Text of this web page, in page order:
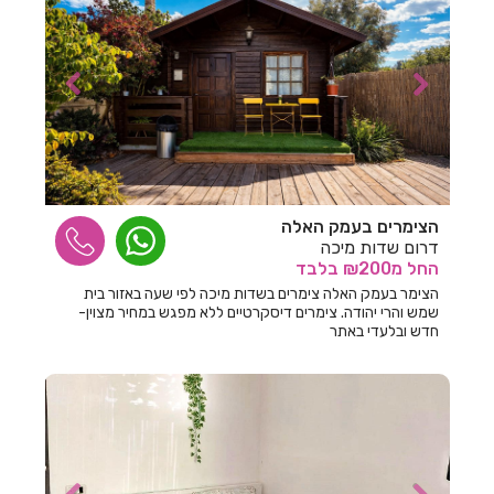
חדרים לפי שעה בסביון
חדרים לפי שעה בסגולה
חדרים לפי שעה בסתריה
חדרים לפי שעה בעבדון
חדרים לפי שעה בעולש
חדרים לפי שעה בעוספיא
חדרים לפי שעה בעופר
חדרים לפי שעה בעזריקם
חדרים לפי שעה בעין איילה
הצימרים בעמק האלה
דרום שדות מיכה
החל מ₪200 בלבד
הצימר בעמק האלה צימרים בשדות מיכה לפי שעה באזור בית
שמש והרי יהודה. צימרים דיסקרטיים ללא מפגש במחיר מצוין-
חדש ובלעדי באתר